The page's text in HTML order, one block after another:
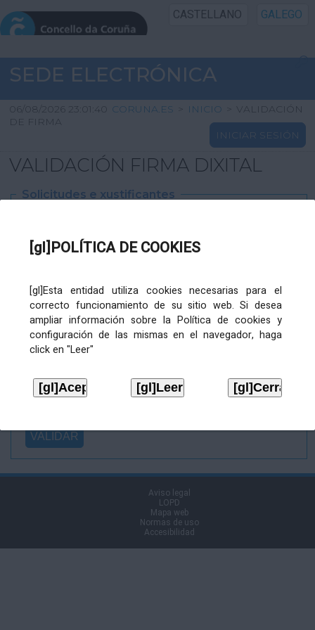
[gl]POLÍTICA DE COOKIES
[gl]Esta entidad utiliza cookies necesarias para el
correcto funcionamiento de su sitio web. Si desea
ampliar información sobre la Política de cookies y
configuración de las mismas en el navegador, haga
click en "Leer"
CASTELLANO GALEGO
INICIO SEDE
INICIO
INFORMACIÓN PÚBLICA
SEDE ELECTRÓNICA
06/08/2026 23:01:40 CORUNA.ES > INICIO >
VALIDACIÓN
DE FIRMA
INICIAR SESIÓN
VALIDACIÓN FIRMA DIXITAL
Solicitudes e xustificantes
XML
Ficheiros varios
Ficheiro
asinado:
firma (.p7s):
Aviso legal
LOPD
Mapa web
Normas de uso
Accesibilidad